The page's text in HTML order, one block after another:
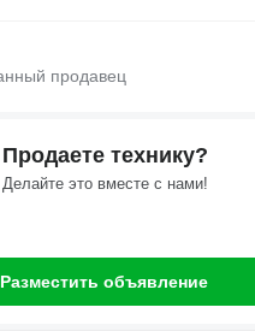
Продаете технику?
Делайте это вместе с нами!
Разместить объявление